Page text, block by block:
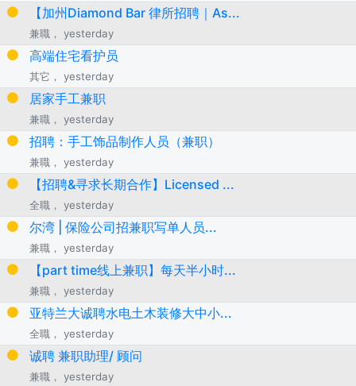
【加州Diamond Bar 律所招聘｜As...
兼職， yesterday
高端住宅看护员
其它， yesterday
居家手工兼职
兼職， yesterday
招聘：手工饰品制作人员（兼职）
兼職， yesterday
【招聘&寻求长期合作】Licensed ...
全職， yesterday
尔湾 | 保险公司招兼职写单人员...
兼職， yesterday
【part time线上兼职】每天半小时...
兼職， yesterday
亚特兰大诚聘水电土木装修大中小...
全職， yesterday
诚聘 兼职助理/ 顾问
兼職， yesterday